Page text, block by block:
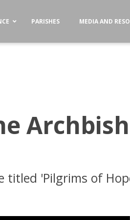
PARISHES MEDIA AND
titled 'Pilgrims of